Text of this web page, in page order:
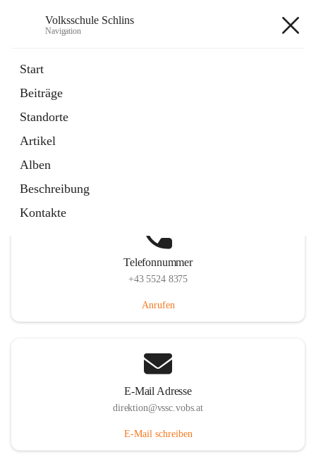
Volksschule Schlins
Navigation
Start
Beiträge
Standorte
Artikel
Alben
Beschreibung
Kontakte
Telefonnummer
+43 5524 8375
Anrufen
E-Mail Adresse
direktion@vssc.vobs.at
E-Mail schreiben